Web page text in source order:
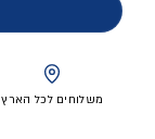
משלוחים לכל הארץ